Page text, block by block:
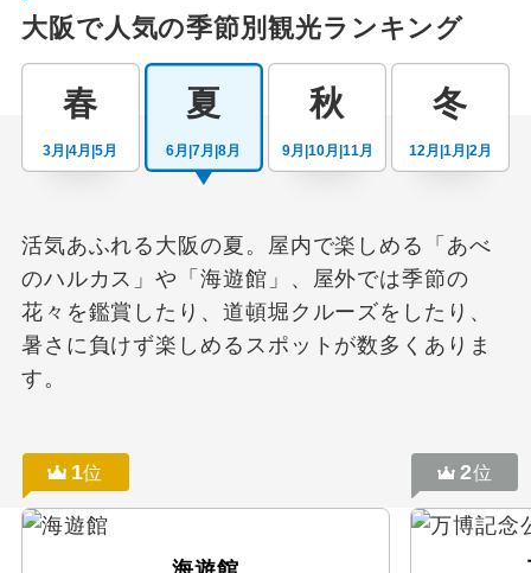
大阪で人気の季節別観光ランキング
春
3月|4月|5月
夏
6月|7月|8月
秋
9月|10月|11月
冬
12月|1月|2月
活気あふれる大阪の夏。屋内で楽しめる「あべ
のハルカス」や「海遊館」、屋外では季節の
花々を鑑賞したり、道頓堀クルーズをしたり、
暑さに負けず楽しめるスポットが数多くありま
す。
1位 2位